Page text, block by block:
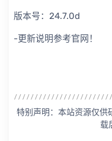
版本号：24.7.0d
-更新说明参考官网！
特别声明：本站资源仅供
载